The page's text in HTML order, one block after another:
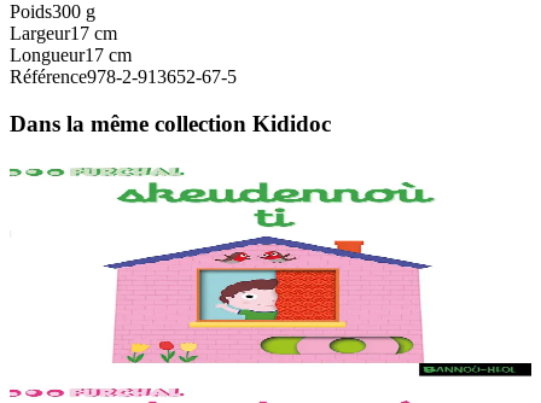
Poids300 g
Largeur17 cm
Longueur17 cm
Référence978-2-913652-67-5
Dans la même collection Kididoc
1 ans et plus
Mon imagier de la maison
Des animations adaptées aux tout-petits sur chaque double page, dès
la couverture. Un petit jeu pour s'amuser avec les mots à la fin du
9,20 €
1 ans et plus